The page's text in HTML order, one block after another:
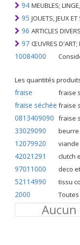
94 MEUBLES; LINGE, MATELAS, SUPPORTS DE MATELAS, COUSSINS ET
95 JOUETS, JEUX ET
96 ARTICLES
97 ŒUVRES D'ART;
10084000 Considéré dans les pays
Les quantités produits restent modestes, mais cette plante présente malgré tout de nombreuses
fraise fraise
fraise séchée fraise
0813409090 fraise
33029090
12079920
42021291 clutch
97011000 deco
52114990 tissu
2000 Toutes